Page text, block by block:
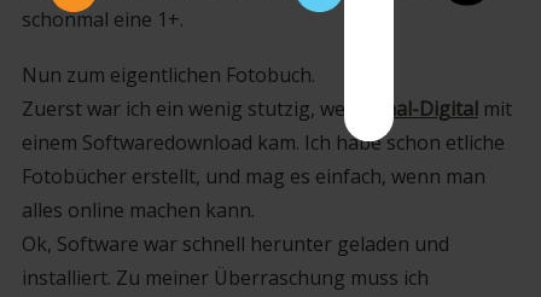
schonmal eine 1+.
Nun zum eigentlichen Fotobuch.
Zuerst war ich ein wenig stutzig, weil
#Saal-Digitalmit
einem Softwaredownload kam. Ich habe schon etliche
Fotobücher erstellt, und mag es einfach, wenn man
alles online machen kann.
Ok, Software war schnell herunter geladen und
installiert. Zu meiner Überraschung muss ich